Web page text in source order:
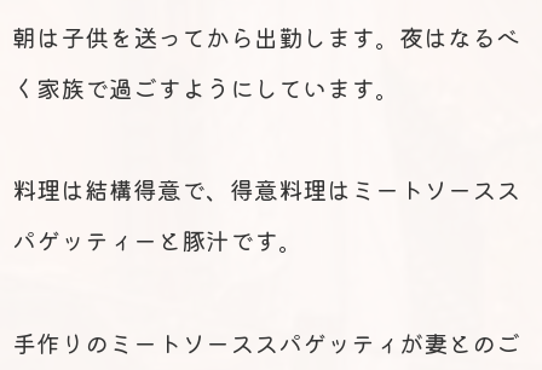
朝は子供を送ってから出勤します。夜はなるべ
く家族で過ごすようにしています。
料理は結構得意で、得意料理はミートソースス
パゲッティーと豚汁です。
手作りのミートソーススパゲッティが妻とのご